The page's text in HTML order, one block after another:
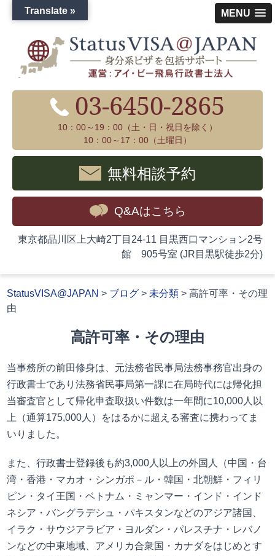
MENU
03-6450-2865
10：00～19：00（土・日・祝日を除く）
10：00～17：00（土曜日）
無料相談予約
Q&Aはこちら
東京都品川区上大崎2丁目24-11 目黒西口マンション2号
館 905号室 (JR目黒駅徒歩2分)
StatusVISA@JAPAN > ブログ > 未分類 >高許可率・その理
由
高許可率・その理由
当事務所の前田修身は、元法務省民事局法務事務官出身の
行政書士であり法務省民事局第一課に在局時代には帰化担
当審査官として帰化申査取扱い件数は一年間に10,000人以
上（通算175,000人）をはるかに超える審査に携わってま
いりました。
また、行政書士登録後も約3,000人以上の外国人（中国・台
湾・香港・マカオ・シンガポ－ル・韓国・北朝鮮・フィリ
ピン・タイ王国・ベトナム・ミャンマー・インド・インド
ネシア・バングラデシュ・パキスタンなどのアジア諸国、
イラク・サウジアラビア・ヨルダン・パレスチナ・レバノ
ンなどの中東地域、アメリカ合衆国・カナダをはじめとす
Translate »